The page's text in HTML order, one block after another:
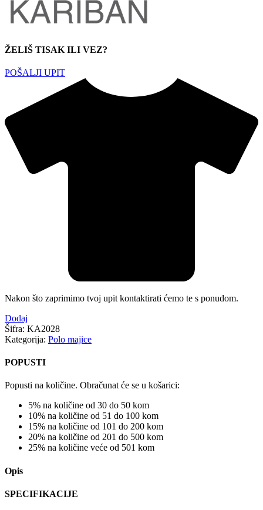
ŽELIŠ TISAK ILI VEZ?
POŠALJI UPIT
Nakon što zaprimimo tvoj upit kontaktirati ćemo te s ponudom.
Dodaj
Šifra: KA2028
Kategorija: Polo majice
POPUSTI
Popusti na količine. Obračunat će se u košarici:
5% na količine od 30 do 50 kom
10% na količine od 51 do 100 kom
15% na količine od 101 do 200 kom
20% na količine od 201 do 500 kom
25% na količine veće od 501 kom
Opis
SPECIFIKACIJE